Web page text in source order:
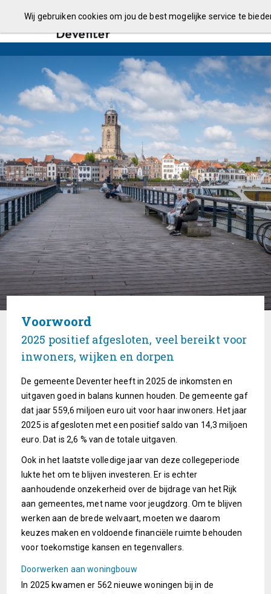
Jaarstukken 2025
Algemeen Jaarstukken 2025 in hoofdlijnen Monitor
Voorwoord
2025 positief afgesloten, veel bereikt voor
inwoners, wijken en dorpen
De gemeente Deventer heeft in 2025 de inkomsten en
uitgaven goed in balans kunnen houden. De gemeente gaf
dat jaar 559,6 miljoen euro uit voor haar inwoners. Het jaar
2025 is afgesloten met een positief saldo van 14,3 miljoen
euro. Dat is 2,6 % van de totale uitgaven.
Ook in het laatste volledige jaar van deze collegeperiode
lukte het om te blijven investeren. Er is echter
aanhoudende onzekerheid over de bijdrage van het Rijk
aan gemeentes, met name voor jeugdzorg. Om te blijven
werken aan de brede welvaart, moeten we daarom
keuzes maken en voldoende financiële ruimte behouden
voor toekomstige kansen en tegenvallers.
Doorwerken aan woningbouw
In 2025 kwamen er 562 nieuwe woningen bij in de
Wij gebruiken cookies om jou de best mogelijke service te